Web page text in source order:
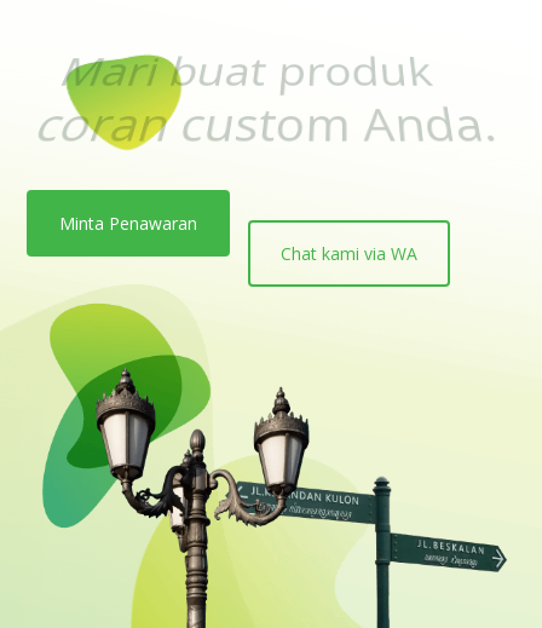
Dengan harga
termurah se-
Minta Penawaran
Chat kami via WA